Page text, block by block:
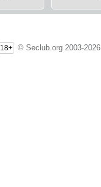
18+ © Seclub.org 2003-2026